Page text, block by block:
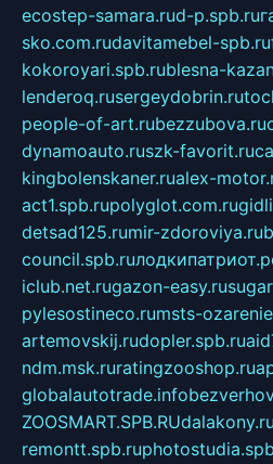
ecostep-samara.rud-p.spb.ru
sko.com.rudavitamebel-spb.ru
kokoroyari.spb.rublesna-
lenderoq.rusergeydobrin.ru
people-of-art.rubezzubova.ru
dynamoauto.ruszk-favorit.ru
kingbolenskaner.rualex-
act1.spb.rupolyglot.com.ru
detsad125.rumir-zdoroviya.ru
council.spb.ru
iclub.net.rugazon-easy.ru
pylesostineco.rumsts-
artemovskij.rudopler.spb.ru
ndm.msk.ruratingzooshop.ru
globalautotrade.info
ZOOSMART.SPB.RUdalakony.ru
remontt.spb.ru